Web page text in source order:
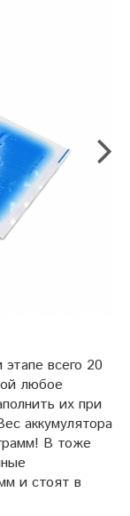
этапе всего 20
любое
их при
аккумулятора
В тоже
и стоят в